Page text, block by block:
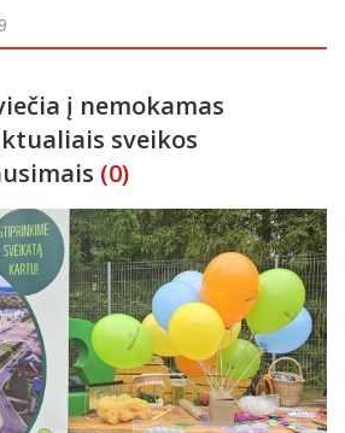
mažas judėjimas lemia, kad skausmas
nuolat
į nemokamas
sveikos
(0)